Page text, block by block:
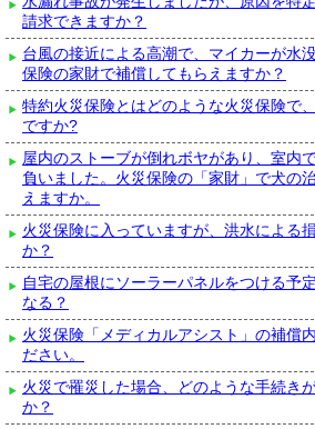
請求できますか？
台風の接近による高潮で、マイカーが水
保険の家財で補償してもらえますか？
特約火災保険とはどのような火災保険で
ですか?
屋内のストーブが倒れボヤがあり、室内
負いました。火災保険の「家財」で犬の
えますか。
火災保険に入っていますが、洪水による
か？
自宅の屋根にソーラーパネルをつける予
なる？
火災保険「メディカルアシスト」の補償
ださい。
火災で罹災した場合、どのような手続き
か？